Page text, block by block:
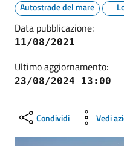
Autostrade del mare
Data pubblicazione:
11/08/2021
Ultimo aggiornamento:
23/08/2024 13:00
Condividi Vedi